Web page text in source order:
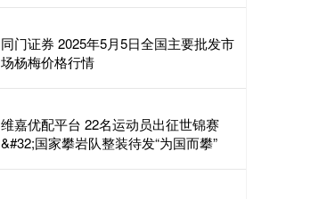
同门证券 2025年5月5日全国主要批发市
场杨梅价格行情
维嘉优配平台 22名运动员出征世锦赛
&#32;国家攀岩队整装待发“为国而攀”